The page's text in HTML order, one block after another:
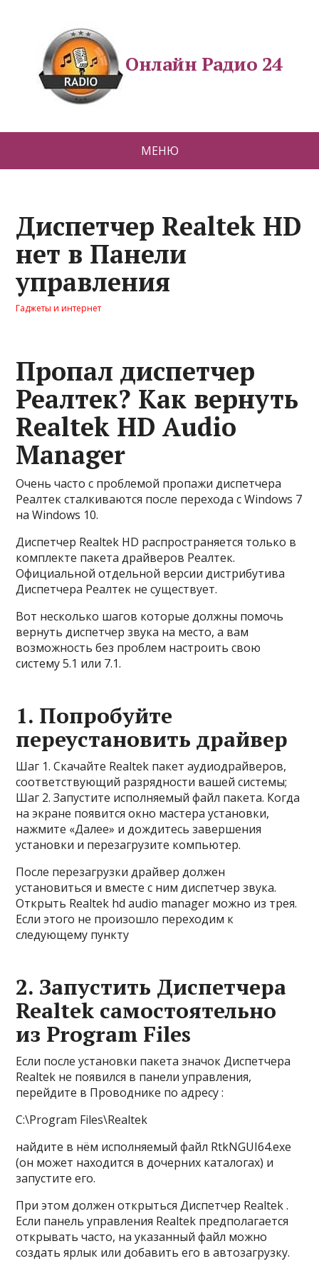
Онлайн Радио 24
МЕНЮ
Диспетчер Realtek HD
нет в Панели
управления
Гаджеты и интернет
Пропал диспетчер
Реалтек? Как вернуть
Realtek HD Audio
Manager
Очень часто с проблемой пропажи диспетчера
Реалтек сталкиваются после перехода с Windows 7
на Windows 10.
Диспетчер Realtek HD распространяется только в
комплекте пакета драйверов Реалтек.
Официальной отдельной версии дистрибутива
Диспетчера Реалтек не существует.
Вот несколько шагов которые должны помочь
вернуть диспетчер звука на место, а вам
возможность без проблем настроить свою
систему 5.1 или 7.1.
1. Попробуйте
переустановить драйвер
Шаг 1. Скачайте Realtek пакет аудиодрайверов,
соответствующий разрядности вашей системы;
Шаг 2. Запустите исполняемый файл пакета. Когда
на экране появится окно мастера установки,
нажмите «Далее» и дождитесь завершения
установки и перезагрузите компьютер.
После перезагрузки драйвер должен
установиться и вместе с ним диспетчер звука.
Открыть Realtek hd audio manager можно из трея.
Если этого не произошло переходим к
следующему пункту
2. Запустить Диспетчера
Realtek самостоятельно
из Program Files
Если после установки пакета значок Диспетчера
Realtek не появился в панели управления,
перейдите в Проводнике по адресу :
C:\Program Files\Realtek
найдите в нём исполняемый файл RtkNGUI64.exe
(он может находится в дочерних каталогах) и
запустите его.
При этом должен открыться Диспетчер Realtek .
Если панель управления Realtek предполагается
открывать часто, на указанный файл можно
создать ярлык или добавить его в автозагрузку.